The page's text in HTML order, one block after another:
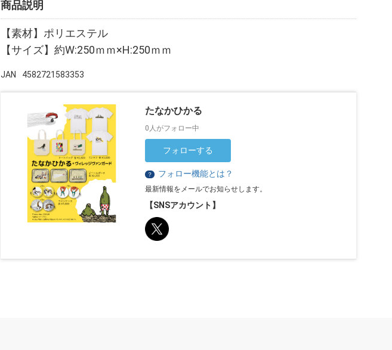
商品説明
【素材】ポリエステル
【サイズ】約W:250ｍｍ×H:250ｍｍ
JAN 4582721583353
たなかひかる
0人がフォロー中
フォローする
？ フォロー機能とは？
最新情報をメールでお知らせします。
【SNSアカウント】